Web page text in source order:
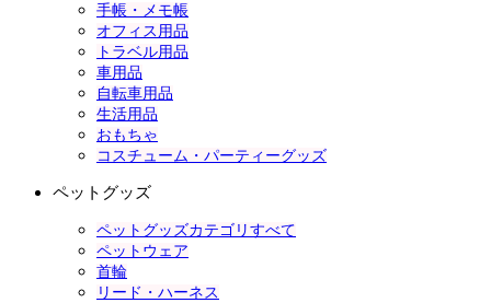
手帳・メモ帳
オフィス用品
トラベル用品
車用品
自転車用品
生活用品
おもちゃ
コスチューム・パーティーグッズ
ペットグッズ
ペットグッズカテゴリすべて
ペットウェア
首輪
リード・ハーネス